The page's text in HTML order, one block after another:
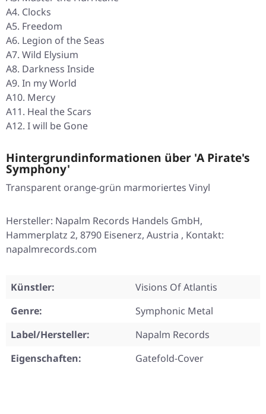
A4. Clocks
A5. Freedom
A6. Legion of the Seas
A7. Wild Elysium
A8. Darkness Inside
A9. In my World
A10. Mercy
A11. Heal the Scars
A12. I will be Gone
Hintergrundinformationen über 'A Pirate's
Symphony'
Transparent orange-grün marmoriertes Vinyl
Hersteller: Napalm Records Handels GmbH,
Hammerplatz 2, 8790 Eisenerz, Austria , Kontakt:
napalmrecords.com
Künstler:
Visions Of Atlantis
Genre:
Symphonic Metal
Label/Hersteller:
Napalm Records
Eigenschaften:
Gatefold-Cover